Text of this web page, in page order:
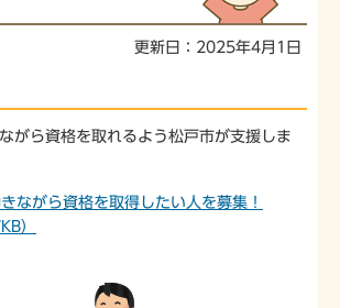
更新日：2025年4月1日
がら資格を取れるよう松戸市が支援しま
ながら資格を取得したい人を募集！
）